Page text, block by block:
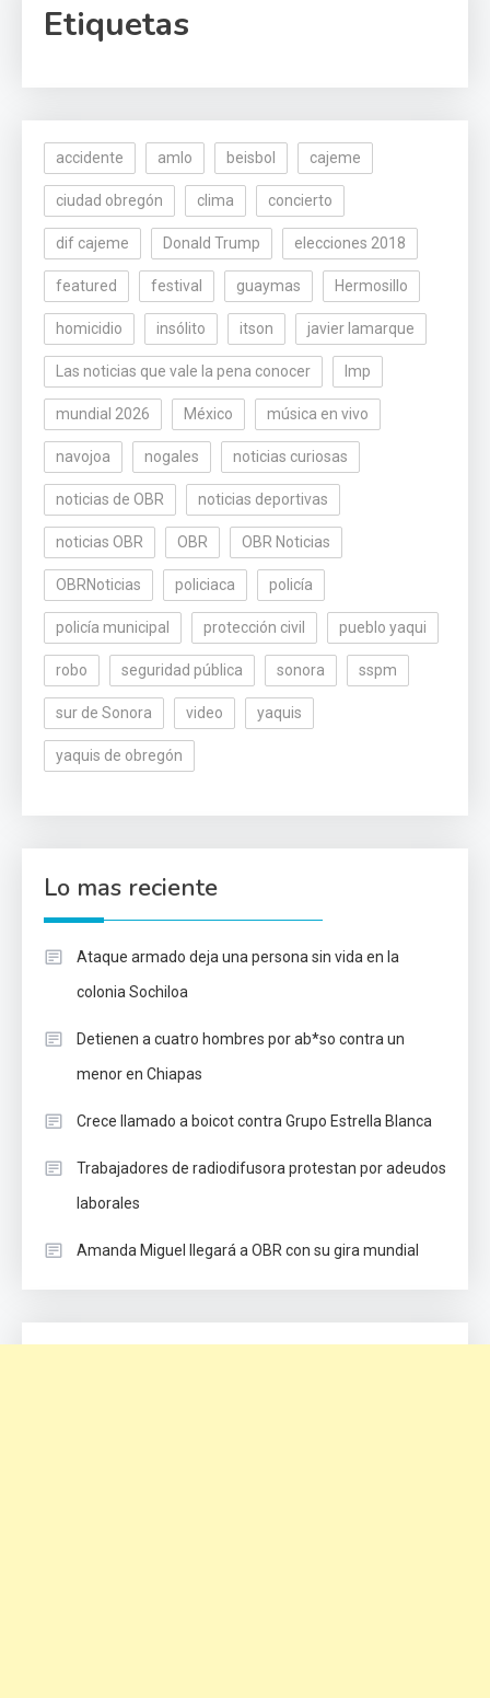
Etiquetas
accidente amlo beisbol cajeme
ciudad obregón clima concierto
dif cajeme Donald Trump elecciones 2018
featured festival guaymas Hermosillo
homicidio insólito itson javier lamarque
Las noticias que vale la pena conocer lmp
mundial 2026 México música en vivo
navojoa nogales noticias curiosas
noticias de OBR noticias deportivas
noticias OBR OBR OBR Noticias
OBRNoticias policiaca policía
policía municipal protección civil pueblo yaqui
robo seguridad pública sonora sspm
sur de Sonora video yaquis
yaquis de obregón
Lo mas reciente
Ataque armado deja una persona sin vida en la
colonia Sochiloa
Detienen a cuatro hombres por ab*so contra un
menor en Chiapas
Crece llamado a boicot contra Grupo Estrella Blanca
Trabajadores de radiodifusora protestan por adeudos
laborales
Amanda Miguel llegará a OBR con su gira mundial